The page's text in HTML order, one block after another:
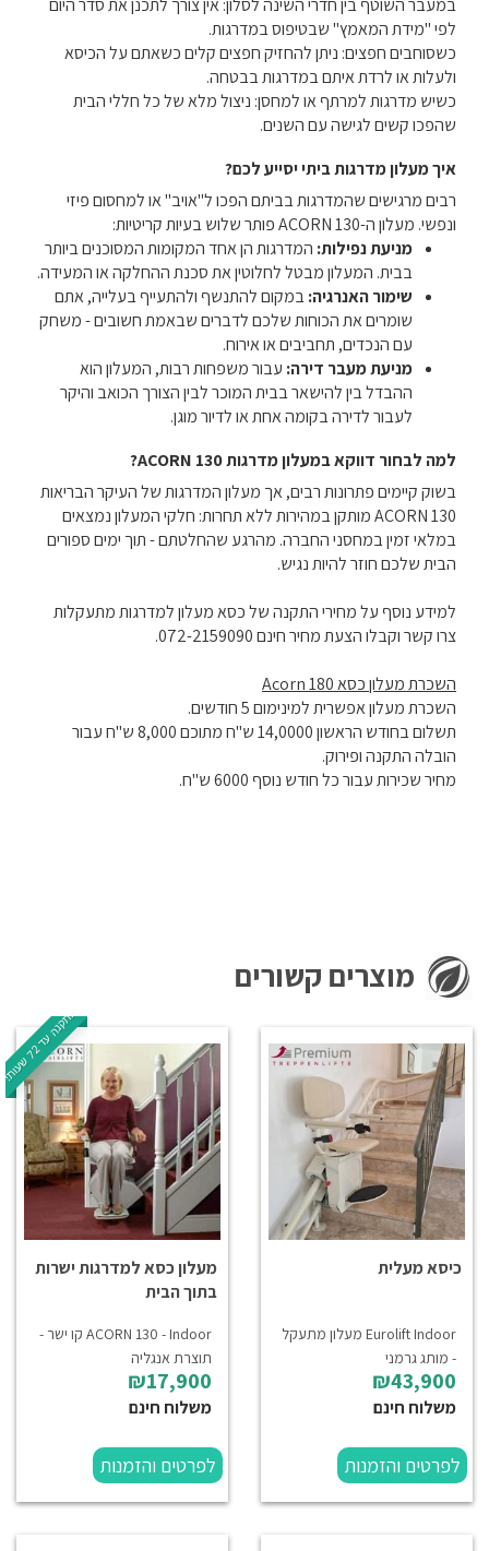
במעבר השוטף בין חדרי השינה לסלון: אין צורך לתכנן את סדר היום
לפי "מידת המאמץ" שבטיפוס במדרגות.
כשסוחבים חפצים: ניתן להחזיק חפצים קלים כשאתם על הכיסא
ולעלות או לרדת איתם במדרגות בבטחה.
כשיש מדרגות למרתף או למחסן: ניצול מלא של כל חללי הבית
שהפכו קשים לגישה עם השנים.
איך מעלון מדרגות ביתי יסייע לכם?
רבים מרגישים שהמדרגות בביתם הפכו ל"אויב" או למחסום פיזי
ונפשי. מעלון ה-ACORN 130 פותר שלוש בעיות קריטיות:
מניעת נפילות: המדרגות הן אחד המקומות המסוכנים ביותר
בבית. המעלון מבטל לחלוטין את סכנת ההחלקה או המעידה.
שימור האנרגיה:במקום להתנשף ולהתעייף בעלייה, אתם
שומרים את הכוחות שלכם לדברים שבאמת חשובים - משחק
עם הנכדים, תחביבים או אירוח.
מניעת מעבר דירה: עבור משפחות רבות, המעלון הוא
ההבדל בין להישאר בבית המוכר לבין הצורך הכואב והיקר
לעבור לדירה בקומה אחת או לדיור מוגן.
למה לבחור דווקא במעלון מדרגות ACORN 130?
בשוק קיימים פתרונות רבים, אך מעלון המדרגות של העיקר הבריאות
ACORN 130 מותקן במהירות ללא תחרות: חלקי המעלון נמצאים
במלאי זמין במחסני החברה. מהרגע שהחלטתם - תוך ימים ספורים
הבית שלכם חוזר להיות נגיש.
למידע נוסף על מחירי התקנה של כסא מעלון למדרגות מתעקלות
צרו קשר וקבלו הצעת מחיר חינם 072-2159090.
השכרת מעלון כסא Acorn 180
השכרת מעלון אפשרית למינימום 5 חודשים.
תשלום בחודש הראשון 14,0000 ש"ח מתוכם 8,000 ש"ח עבור
הובלה התקנה ופירוק.
מחיר שכירות עבור כל חודש נוסף 6000 ש"ח.
מוצרים קשורים
כיסא מעלית
Eurolift Indoor מעלון מתעקל
- מותג גרמני
₪43,900
משלוח חינם
לפרטים והזמנות
ה
ת
ק
נ
ה
ע
ד
7
2
ש
ע
ו
ת
!
מעלון כסא למדרגות ישרות
בתוך הבית
ACORN 130 - Indoor קו ישר -
תוצרת אנגליה
₪17,900
משלוח חינם
לפרטים והזמנות